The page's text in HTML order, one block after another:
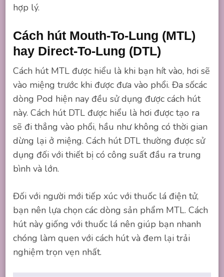
hợp lý.
Cách hút Mouth-To-Lung (MTL)
hay Direct-To-Lung (DTL)
Cách hút MTL được hiểu là khi bạn hít vào, hơi sẽ
vào miệng trước khi được đưa vào phổi. Đa sốcác
dòng Pod hiện nay đều sử dụng được cách hút
này. Cách hút DTL được hiểu là hơi được tạo ra
sẽ đi thẳng vào phổi, hầu như không có thời gian
dừng lại ở miệng. Cách hút DTL thường được sử
dụng đối với thiết bị có công suất đầu ra trung
bình và lớn.
Đối với người mới tiếp xúc với thuốc lá điện tử,
bạn nên lựa chọn các dòng sản phẩm MTL. Cách
hút này giống với thuốc lá nên giúp bạn nhanh
chóng làm quen với cách hút và đem lại trải
nghiệm trọn vẹn nhất.